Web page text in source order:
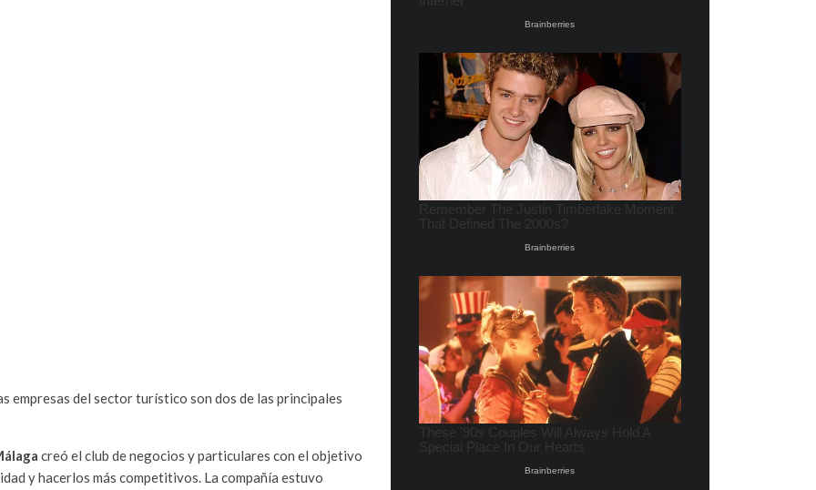
empresas del sector turístico son dos de las principales
creó el club de negocios y particulares con el objetivo
y hacerlos más competitivos. La compañía estuvo